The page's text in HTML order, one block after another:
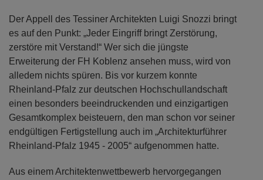
Der Appell des Tessiner Architekten Luigi Snozzi bringt
es auf den Punkt: „Jeder Eingriff bringt Zerstörung,
zerstöre mit Verstand!“ Wer sich die jüngste
Erweiterung der FH Koblenz ansehen muss, wird von
alledem nichts spüren. Bis vor kurzem konnte
Rheinland-Pfalz zur deutschen Hochschullandschaft
einen besonders beeindruckenden und einzigartigen
Gesamtkomplex beisteuern, den man schon vor seiner
endgültigen Fertigstellung auch im „Architekturführer
Rheinland-Pfalz 1945 - 2005“ aufgenommen hatte.
Aus einem Architektenwettbewerb hervorgegangen